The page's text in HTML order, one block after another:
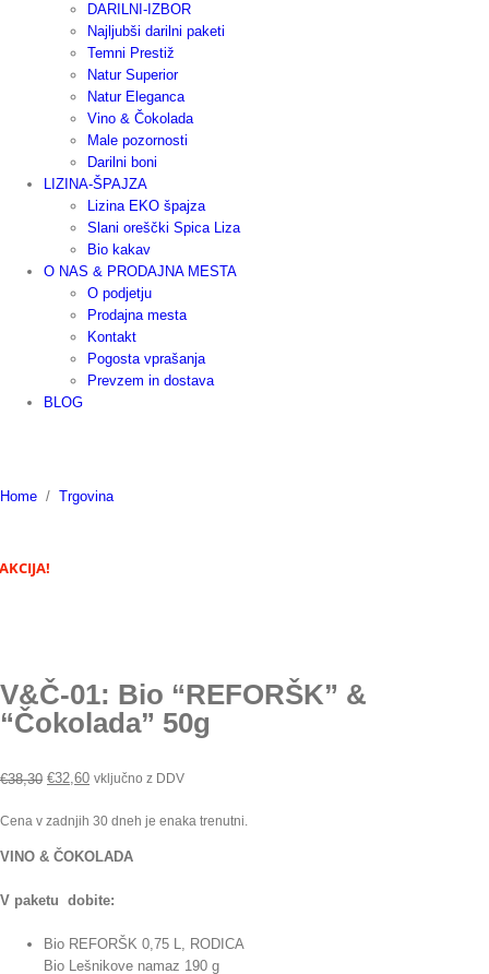
DARILNI-IZBOR
Najljubši darilni paketi
Temni Prestiž
Natur Superior
Natur Eleganca
Vino & Čokolada
Male pozornosti
Darilni boni
LIZINA-ŠPAJZA
Lizina EKO špajza
Slani oreščki Spica Liza
Bio kakav
O NAS & PRODAJNA MESTA
O podjetju
Prodajna mesta
Kontakt
Pogosta vprašanja
Prevzem in dostava
BLOG
Home / Trgovina
AKCIJA!
V&Č-01: Bio “REFORŠK” &
“Čokolada” 50g
€38,30 €32,60 vključno z DDV
Cena v zadnjih 30 dneh je enaka trenutni.
VINO & ČOKOLADA
V paketu dobite:
Bio REFORŠK 0,75 L, RODICA
Bio Lešnikove namaz 190 g